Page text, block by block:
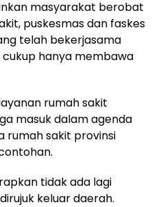
masyarakat berobat
puskesmas dan faskes
telah bekerjasama
cukup hanya membawa
rumah sakit
masuk dalam agenda
rumah sakit provinsi
tidak ada lagi
keluar daerah.